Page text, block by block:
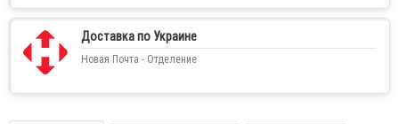
Доставка по Украине
Новая Почта - Отделение